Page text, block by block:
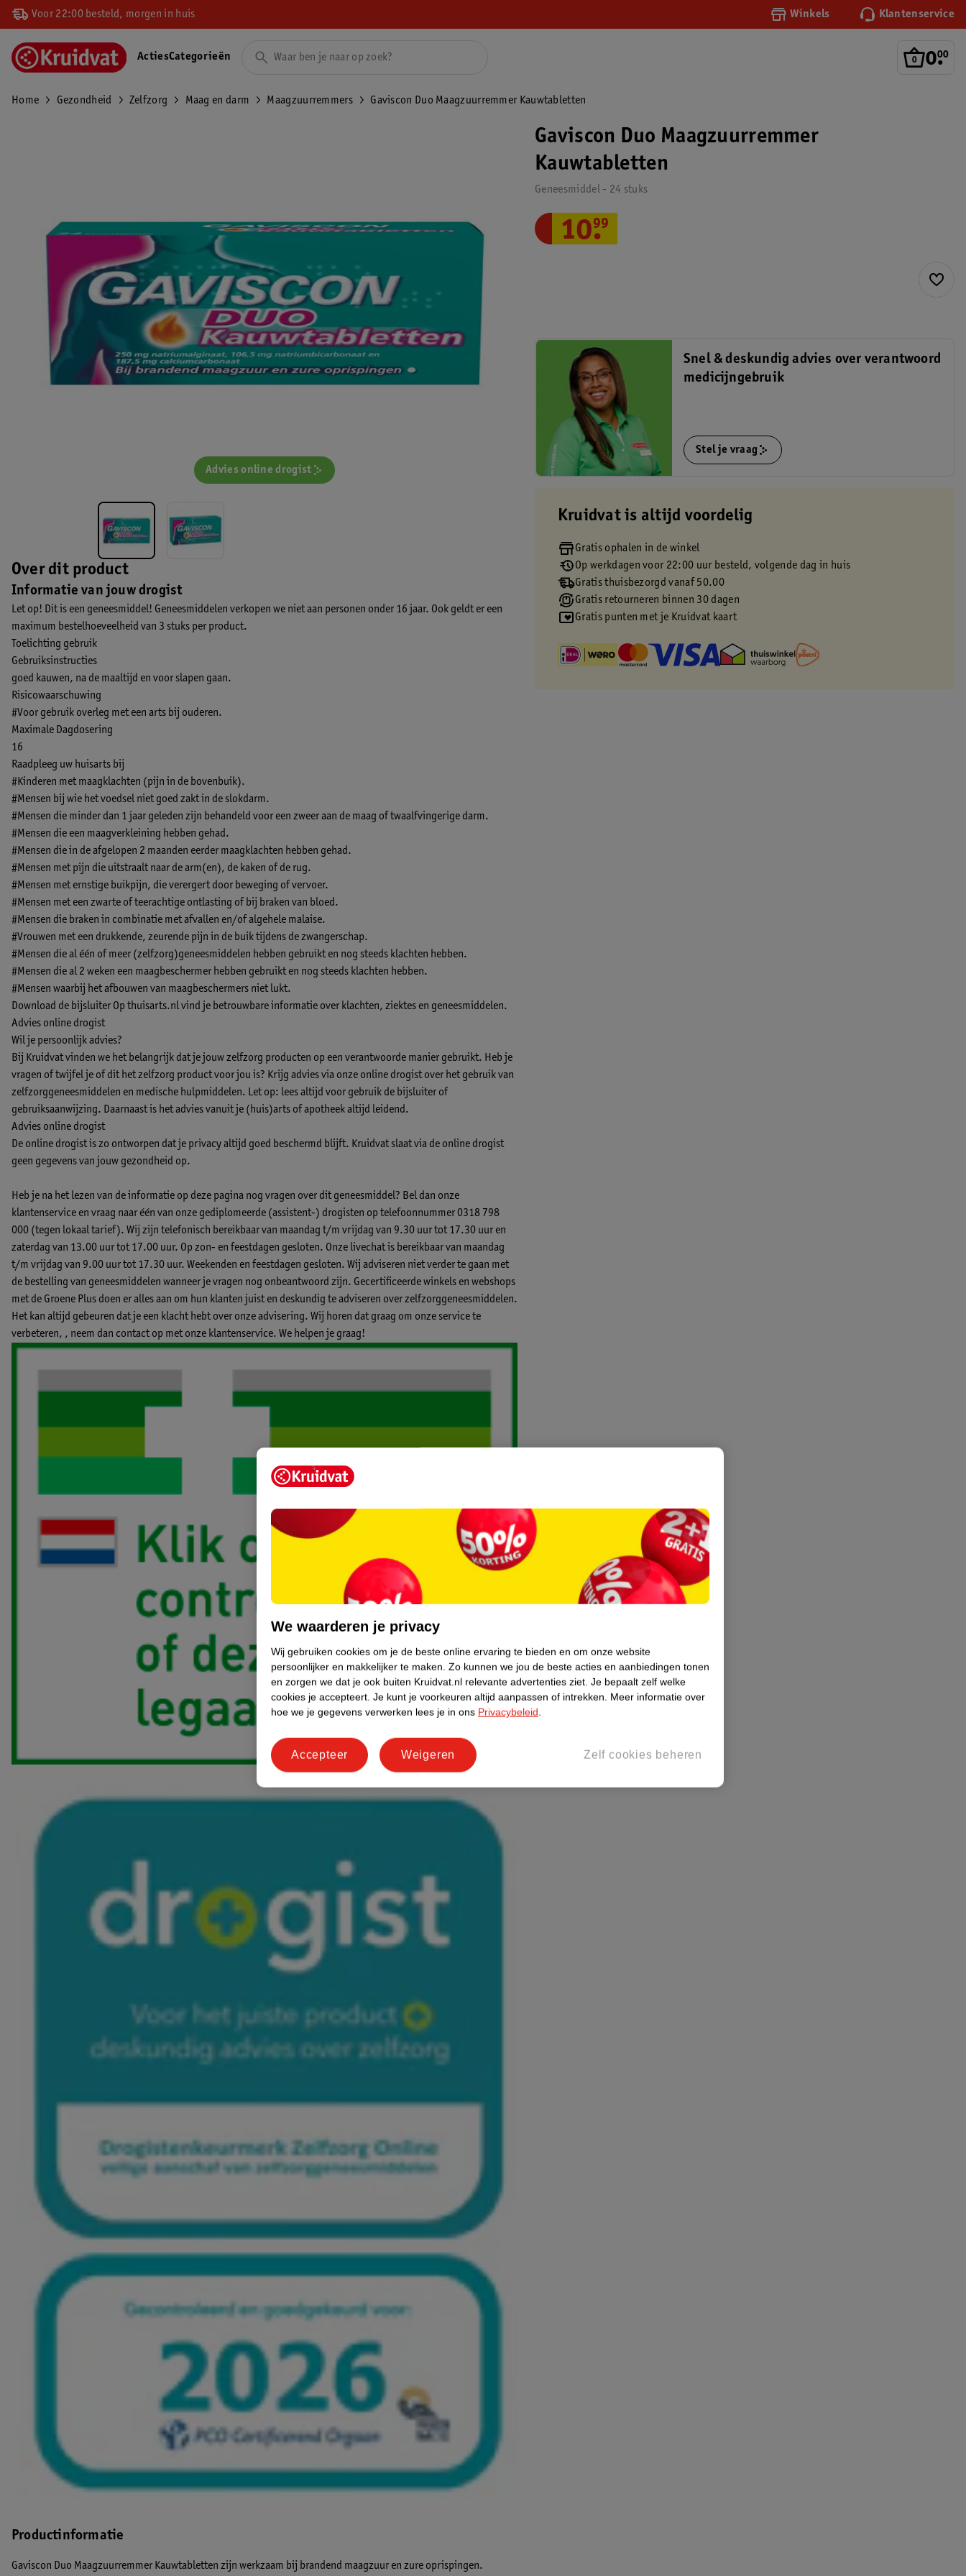
Voor 22:00 besteld, morgen in huis Winkels Klantenservice
0.
00
ActiesCategorieën
Home Gezondheid Zelfzorg Maag en darm Maagzuurremmers Gaviscon Duo Maagzuurremmer Kauwtabletten
Advies online drogist
Over dit product
Informatie van jouw drogist
Let op! Dit is een geneesmiddel! Geneesmiddelen verkopen we niet aan personen onder 16 jaar. Ook geldt er een
maximum bestelhoeveelheid van 3 stuks per product.
Toelichting gebruik
Gebruiksinstructies
goed kauwen, na de maaltijd en voor slapen gaan.
Risicowaarschuwing
#Voor gebruik overleg met een arts bij ouderen.
Maximale Dagdosering
16
Raadpleeg uw huisarts bij
#Kinderen met maagklachten (pijn in de bovenbuik).
#Mensen bij wie het voedsel niet goed zakt in de slokdarm.
#Mensen die minder dan 1 jaar geleden zijn behandeld voor een zweer aan de maag of twaalfvingerige darm.
#Mensen die een maagverkleining hebben gehad.
#Mensen die in de afgelopen 2 maanden eerder maagklachten hebben gehad.
#Mensen met pijn die uitstraalt naar de arm(en), de kaken of de rug.
#Mensen met ernstige buikpijn, die verergert door beweging of vervoer.
#Mensen met een zwarte of teerachtige ontlasting of bij braken van bloed.
#Mensen die braken in combinatie met afvallen en/of algehele malaise.
#Vrouwen met een drukkende, zeurende pijn in de buik tijdens de zwangerschap.
#Mensen die al één of meer (zelfzorg)geneesmiddelen hebben gebruikt en nog steeds klachten hebben.
#Mensen die al 2 weken een maagbeschermer hebben gebruikt en nog steeds klachten hebben.
#Mensen waarbij het afbouwen van maagbeschermers niet lukt.
Download de bijsluiter Op thuisarts.nl vind je betrouwbare informatie over klachten, ziektes en geneesmiddelen.
Advies online drogist
Wil je persoonlijk advies?
Bij Kruidvat vinden we het belangrijk dat je jouw zelfzorg producten op een verantwoorde manier gebruikt. Heb je
vragen of twijfel je of dit het zelfzorg product voor jou is? Krijg advies via onze online drogist over het gebruik van
zelfzorggeneesmiddelen en medische hulpmiddelen. Let op: lees altijd voor gebruik de bijsluiter of
gebruiksaanwijzing. Daarnaast is het advies vanuit je (huis)arts of apotheek altijd leidend.
Advies online drogist
De online drogist is zo ontworpen dat je privacy altijd goed beschermd blijft. Kruidvat slaat via de online drogist
geen gegevens van jouw gezondheid op.
Heb je na het lezen van de informatie op deze pagina nog vragen over dit geneesmiddel? Bel dan onze
klantenservice en vraag naar één van onze gediplomeerde (assistent-) drogisten op telefoonnummer 0318 798
000 (tegen lokaal tarief). Wij zijn telefonisch bereikbaar van maandag t/m vrijdag van 9.30 uur tot 17.30 uur en
zaterdag van 13.00 uur tot 17.00 uur. Op zon- en feestdagen gesloten. Onze livechatis bereikbaar van maandag
t/m vrijdag van 9.00 uur tot 17.30 uur. Weekenden en feestdagen gesloten. Wij adviseren niet verder te gaan met
de bestelling van geneesmiddelen wanneer je vragen nog onbeantwoord zijn. Gecertificeerde winkels en webshops
met de Groene Plus doen er alles aan om hun klanten juist en deskundig te adviseren over zelfzorggeneesmiddelen.
Het kan altijd gebeuren dat je een klacht hebt over onze advisering. Wij horen dat graag om onze service te
verbeteren, , neem dan contact op met onze klantenservice. We helpen je graag!
Productinformatie
Gaviscon Duo Maagzuurremmer Kauwtabletten zijn werkzaam bij brandend maagzuur en zure oprispingen.
Gaviscon Duo Maagzuurremmer
Kauwtabletten
Geneesmiddel - 24 stuks
10.
99
Snel & deskundig advies over verantwoord
medicijngebruik
Stel je vraag
Kruidvat is altijd voordelig
Gratis ophalen in de winkel
Op werkdagen voor 22:00 uur besteld, volgende dag in huis
Gratis thuisbezorgd vanaf 50.00
Gratis retourneren binnen 30 dagen
Gratis punten met je Kruidvat kaart
We waarderen je privacy
Wij gebruiken cookies om je de beste online ervaring te bieden en om onze website
persoonlijker en makkelijker te maken. Zo kunnen we jou de beste acties en aanbiedingen tonen
en zorgen we dat je ook buiten Kruidvat.nl relevante advertenties ziet. Je bepaalt zelf welke
cookies je accepteert. Je kunt je voorkeuren altijd aanpassen of intrekken. Meer informatie over
hoe we je gegevens verwerken lees je in ons Privacybeleid.
Zelf cookies beheren
Weigeren
Accepteer